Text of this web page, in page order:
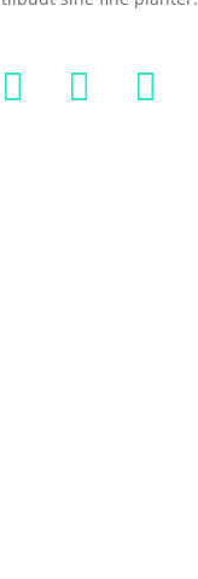
  